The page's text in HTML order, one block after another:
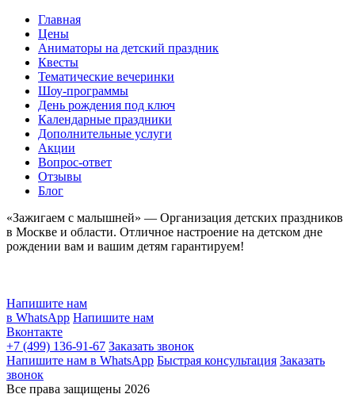
Главная
Цены
Аниматоры на детский праздник
Квесты
Тематические вечеринки
Шоу-программы
День рождения под ключ
Календарные праздники
Дополнительные услуги
Акции
Вопрос-ответ
Отзывы
Блог
«Зажигаем с малышней» — Организация детских праздников
в Москве и области. Отличное настроение на детском дне
рождении вам и вашим детям гарантируем!
Напишите нам
в WhatsApp Напишите нам
Вконтакте
+7 (499) 136-91-67 Заказать звонок
Напишите нам в WhatsApp Быстрая консультация Заказать
звонок
Все права защищены 2026